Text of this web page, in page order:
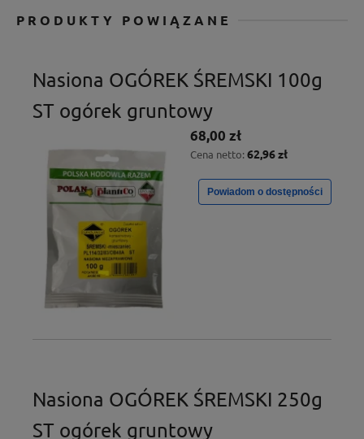
PRODUKTY POWIĄZANE
Nasiona OGÓREK ŚREMSKI 100g
ST ogórek gruntowy
68,00 zł
Cena netto: 62,96 zł
Powiadom o dostępności
Nasiona OGÓREK ŚREMSKI 250g
ST ogórek gruntowy